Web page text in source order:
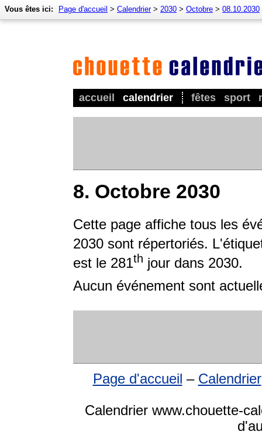
accueil calendrier fêtes sport
Vous êtes ici: Page d'accueil > Calendrier> 2030 > Octobre > 08.10.2030
8. Octobre 2030
Cette page affiche tous les
2030 sont répertoriés.
est le 281th jour dans 2030.
Aucun événement sont
Page d'accueil – Calendrier
Calendrier www.chouette-